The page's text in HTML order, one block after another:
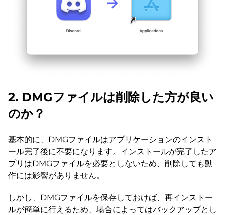
2. DMGファイルは削除した方が良い
のか？
基本的に、DMGファイルはアプリケーションのインスト
ール完了後に不要になります。インストールが完了したア
プリはDMGファイルを必要としないため、削除しても動
作には影響がありません。
しかし、DMGファイルを保存しておけば、再インストー
ルが簡単に行えるため、場合によってはバックアップとし